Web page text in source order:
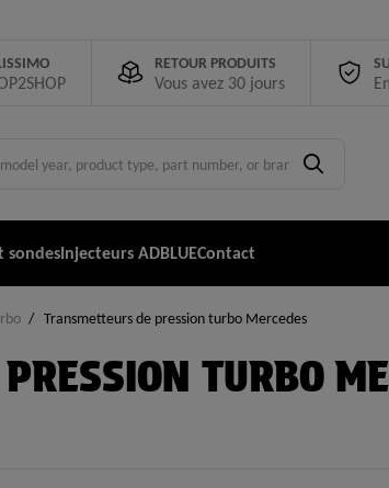
RETOUR PRODUITS
Vous avez 30 jours
sondesInjecteurs ADBLUEContact
Transmetteurs de pression turbo Mercedes
TURBO